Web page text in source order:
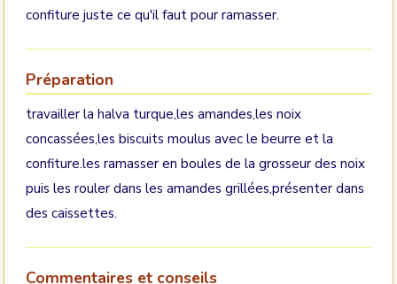
confiture juste ce qu'il faut pour ramasser.
Préparation
travailler la halva turque,les amandes,les noix
concassées,les biscuits moulus avec le beurre et la
confiture.les ramasser en boules de la grosseur des noix
puis les rouler dans les amandes grillées,présenter dans
des caissettes.
Commentaires et conseils